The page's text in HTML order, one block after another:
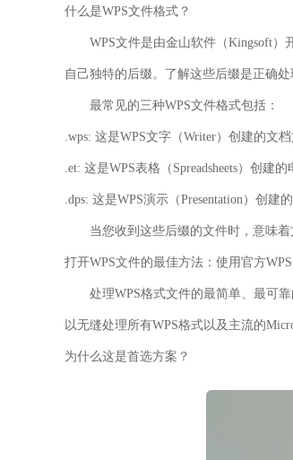
什么是WPS文件格式？
WPS文件是由金山软件（Kingsoft
自己独特的后缀。了解这些后缀是正确处
最常见的三种WPS文件格式包括：
.wps: 这是WPS文字（Writer）创建的文
.et: 这是WPS表格（Spreadsheets）创建
.dps: 这是WPS演示（Presentation）创建
当您收到这些后缀的文件时，意味
打开WPS文件的最佳方法：使用官方
处理WPS格式文件的最简单、最可
以无缝处理所有WPS格式以及主流的
为什么这是首选方案？